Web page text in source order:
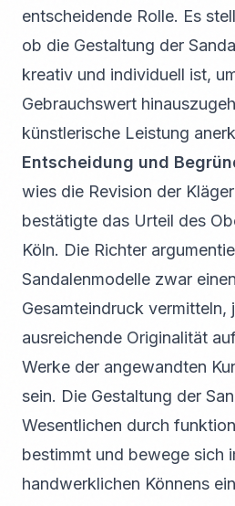
entscheidende Rolle. Es
ob die Gestaltung der
kreativ und individuell ist,
Gebrauchswert
künstlerische Leistung
Entscheidung und
wies die Revision der
bestätigte das Urteil des
Köln. Die Richter
Sandalenmodelle zwar
Gesamteindruck vermitteln,
ausreichende Originalität
Werke der angewandten
sein. Die Gestaltung der
Wesentlichen durch
bestimmt und bewege sich
handwerklichen Könnens